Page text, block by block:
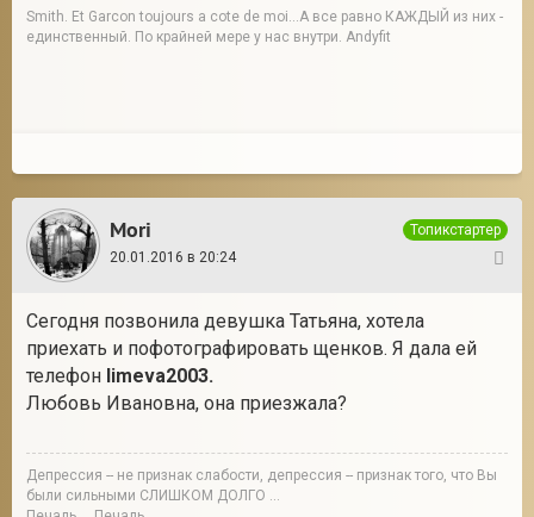
Smith. Et Garcon toujours a cote de moi...А все равно КАЖДЫЙ из них -
единственный. По крайней мере у нас внутри. Andyfit
Mori
Топикстартер
20.01.2016 в 20:24
Сегодня позвонила девушка Татьяна, хотела
приехать и пофотографировать щенков. Я дала ей
телефон limeva2003.
Любовь Ивановна, она приезжала?
Депрессия -- не признак слабости, депрессия -- признак того, что Вы
были сильными СЛИШКОМ ДОЛГО ...